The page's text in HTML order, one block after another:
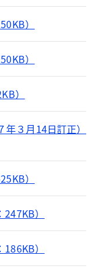
）
）
）
３月14日訂正）
）
）
）